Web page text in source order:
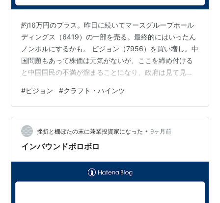
約16万円のプラス。昨日に続いてマースグループホール
ディングス（6419）の一部を売る。最終的にはいったん
ノンホルにするかも。 ピジョン（7956）を買い増し。中
国問題もあって株価は元気がないが、ここを締め付ける
と中国国民の不満が溜まることになり、政府は見て見ぬ
らん。米個別株はほとんど触ってこなかったのだが、ち
ょっとずつやってみようかと思っていて、口座に余って
いた米ドルでクラフト・ハインツ（KHC）に少しだけ買
いを入れる。消費者心理の悪化などを受けて先月、下方
修正を発表している上、配当落ち直後なので面白いタイ
#ピジョン #クラフト・ハインツ
挫折と棚ぼたの末に兼業投資家になった • 9ヶ月前
インバウンドボロボロ